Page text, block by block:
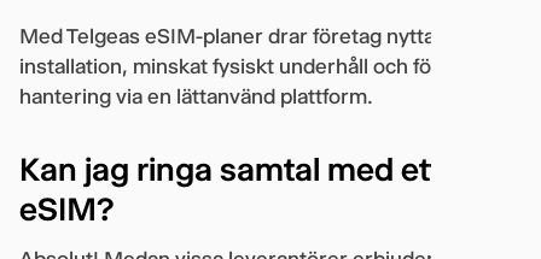
Med Telgeas eSIM-planer drar företag nytta av enkel
installation, minskat fysiskt underhåll och förenklad
hantering via en lättanvänd plattform.
Kan jag ringa samtal med ett
eSIM?